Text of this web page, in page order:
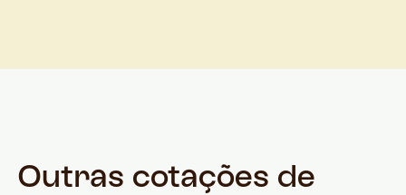
Outras cotações de